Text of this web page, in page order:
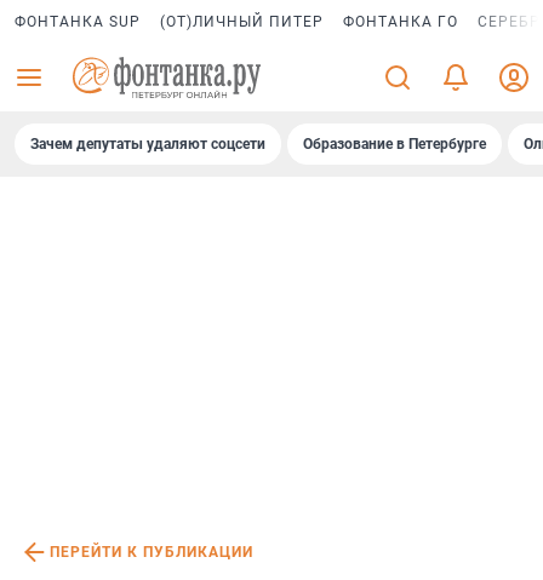
ФОНТАНКА SUP (ОТ)ЛИЧНЫЙ ПИТЕР ФОНТАНКА ГО
Зачем депутаты удаляют соцсети Образование в Петербурге
ПЕРЕЙТИ К ПУБЛИКАЦИИ